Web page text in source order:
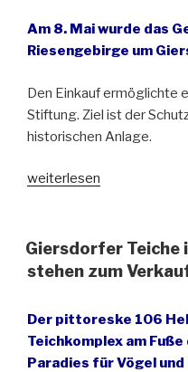
Am 8. Mai wurde das
Riesengebirge um
Den Einkauf ermöglichte
Stiftung. Ziel ist der
historischen Anlage.
„Nationalpark
Giersdorfer
Teiche“
weiterlesen
Giersdorfer Teiche
stehen zum
Der pittoreske 106
Teichkomplex am
Paradies für Vögel